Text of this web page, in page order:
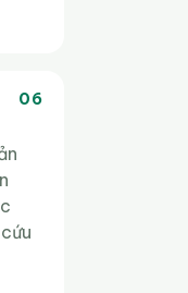
06